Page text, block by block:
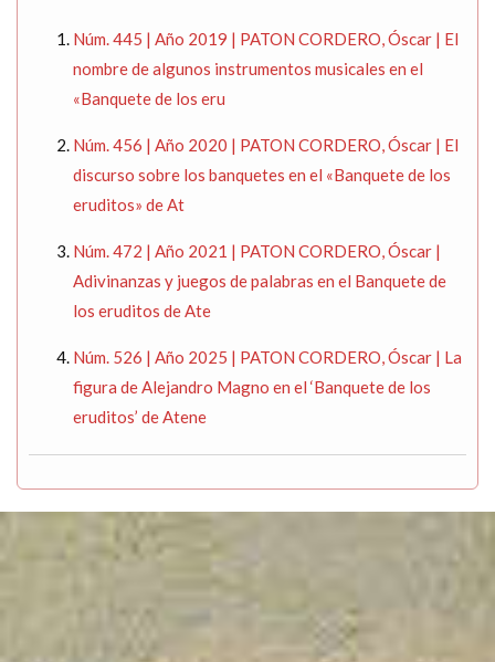
Núm. 445 | Año 2019 | PATON CORDERO, Óscar | El
nombre de algunos instrumentos musicales en el
«Banquete de los eru
Núm. 456 | Año 2020 | PATON CORDERO, Óscar | El
discurso sobre los banquetes en el «Banquete de los
eruditos» de At
Núm. 472 | Año 2021 | PATON CORDERO, Óscar |
Adivinanzas y juegos de palabras en el Banquete de
los eruditos de Ate
Núm. 526 | Año 2025 | PATON CORDERO, Óscar | La
figura de Alejandro Magno en el ‘Banquete de los
eruditos’ de Atene